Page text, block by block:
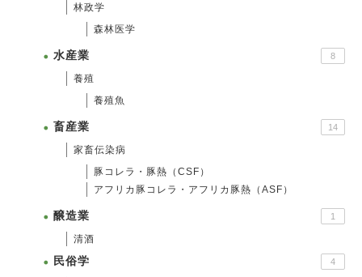
林政学
森林医学
水産業 8
養殖
養殖魚
畜産業 14
家畜伝染病
豚コレラ・豚熱（CSF）
アフリカ豚コレラ・アフリカ豚熱（ASF）
醸造業 1
清酒
民俗学 4